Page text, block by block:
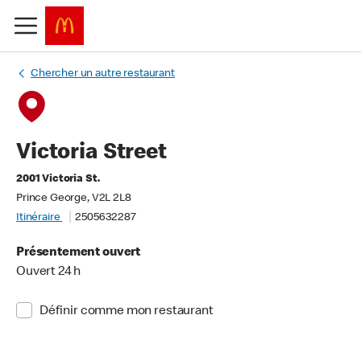
Chercher un autre restaurant
Victoria Street
2001 Victoria St.
Prince George, V2L 2L8
Itinéraire
2505632287
Présentement ouvert
Ouvert 24 h
Définir comme mon restaurant